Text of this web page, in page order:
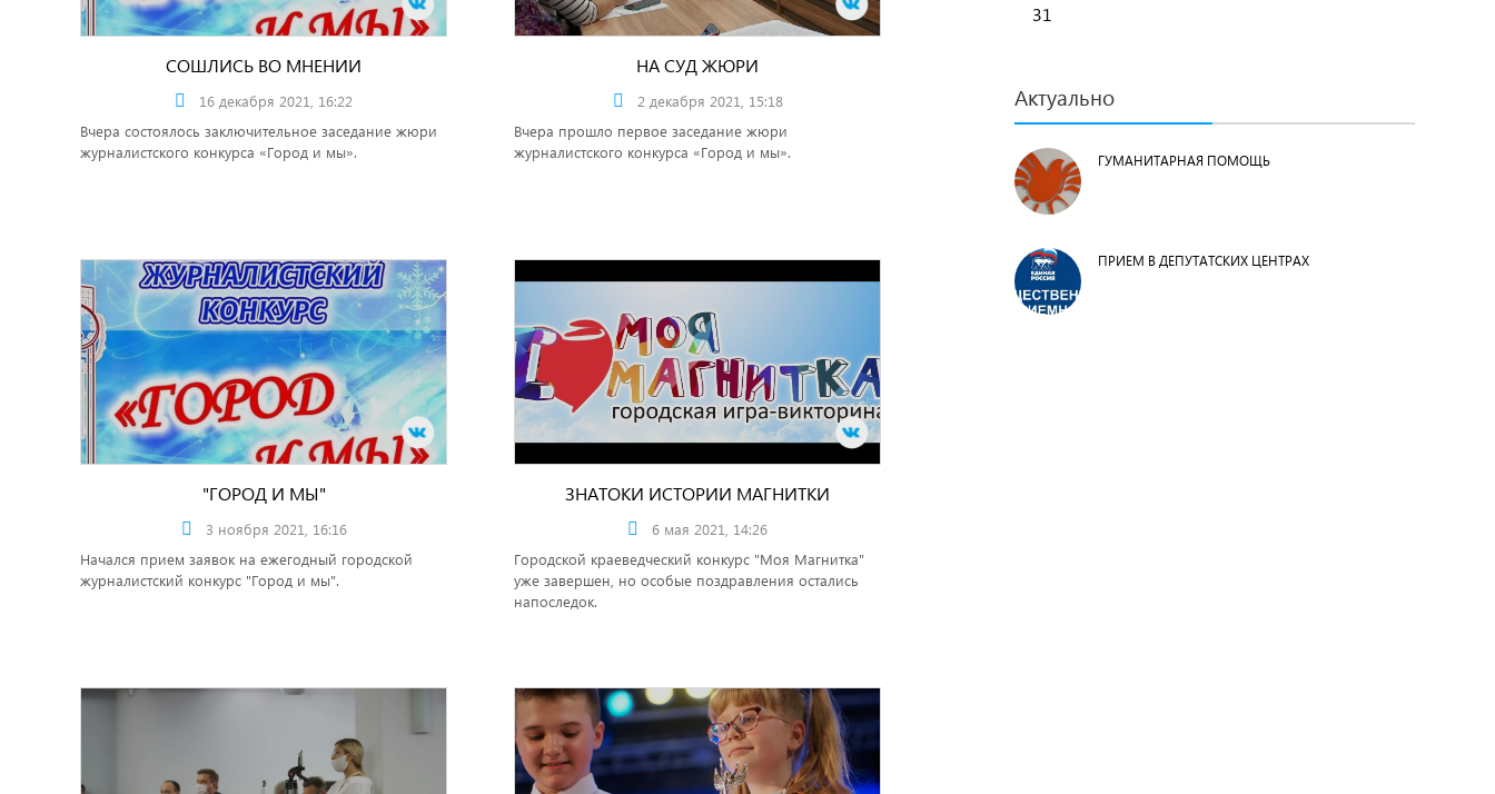
СОШЛИСЬ ВО МНЕНИИ
16 декабря 2021, 16:22
Вчера состоялось заключительное заседание жюри
журналистского конкурса «Город и мы».
НА СУД ЖЮРИ
2 декабря 2021, 15:18
Вчера прошло первое заседание жюри
журналистского конкурса «Город и мы».
"ГОРОД И МЫ"
3 ноября 2021, 16:16
Начался прием заявок на ежегодный городской
журналистский конкурс "Город и мы".
ЗНАТОКИ ИСТОРИИ МАГНИТКИ
6 мая 2021, 14:26
Городской краеведческий конкурс "Моя Магнитка"
уже завершен, но особые поздравления остались
напоследок.
31
Актуально
ГУМАНИТАРНАЯ ПОМОЩЬ
ПРИЕМ В ДЕПУТАТСКИХ ЦЕНТРАХ